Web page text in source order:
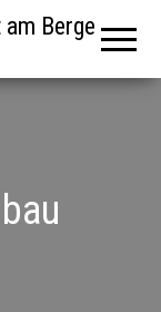
Berge